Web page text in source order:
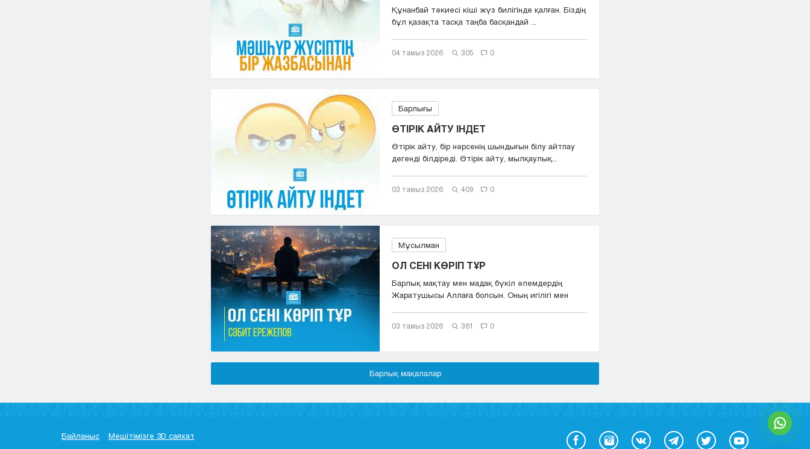
Құнанбай тәкиесі кіші жүз билігінде қалған. Біздің
бұл қазақта тасқа таңба басқандай ...
04 тамыз 2026 305 0
Барлығы
ӨТІРІК АЙТУ ІНДЕТ
Өтірік айту, бір нәрсенің шындығын білу айтпау
дегенді білдіреді. Өтірік айту, мылқаулық...
03 тамыз 2026 409 0
Мұсылман
ОЛ СЕНІ КӨРІП ТҰР
Барлық мақтау мен мадақ бүкіл әлемдердің
Жаратушысы Аллаға болсын. Оның игілігі мен
03 тамыз 2026 361 0
Барлық мақалалар
Байланыс Мешітімізге 3D саяхат